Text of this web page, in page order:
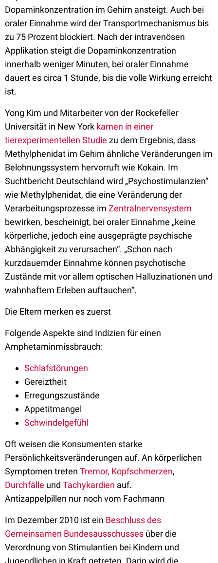
Dopaminkonzentration im Gehirn ansteigt. Auch bei
oraler Einnahme wird der Transportmechanismus bis
zu 75 Prozent blockiert. Nach der intravenösen
Applikation steigt die Dopaminkonzentration
innerhalb weniger Minuten, bei oraler Einnahme
dauert es circa 1 Stunde, bis die volle Wirkung erreicht
ist.
Yong Kim und Mitarbeiter von der Rockefeller
Universität in New York kamen in einer
tierexperimentellen Studie zu dem Ergebnis, dass
Methylphenidat im Gehirn ähnliche Veränderungen im
Belohnungssystem hervorruft wie Kokain. Im
Suchtbericht Deutschland wird „Psychostimulanzien“
wie Methylphenidat, die eine Veränderung der
Verarbeitungsprozesse im Zentralnervensystem
bewirken, bescheinigt, bei oraler Einnahme „keine
körperliche, jedoch eine ausgeprägte psychische
Abhängigkeit zu verursachen“. „Schon nach
kurzdauernder Einnahme können psychotische
Zustände mit vor allem optischen Halluzinationen und
wahnhaftem Erleben auftauchen“.
Die Eltern merken es zuerst
Folgende Aspekte sind Indizien für einen
Amphetaminmissbrauch:
Schlafstörungen
Gereiztheit
Erregungszustände
Appetitmangel
Schwindelgefühl
Oft weisen die Konsumenten starke
Persönlichkeitsveränderungen auf. An körperlichen
Symptomen treten Tremor, Kopfschmerzen,
Durchfälle und Tachykardien auf.
Antizappelpillen nur noch vom Fachmann
Im Dezember 2010 ist ein Beschluss des
Gemeinsamen Bundesausschusses über die
Verordnung von Stimulantien bei Kindern und
Jugendlichen in Kraft getreten. Darin wird die